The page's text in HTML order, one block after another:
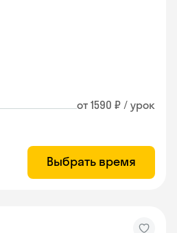
от 1590 ₽ / урок
Выбрать время